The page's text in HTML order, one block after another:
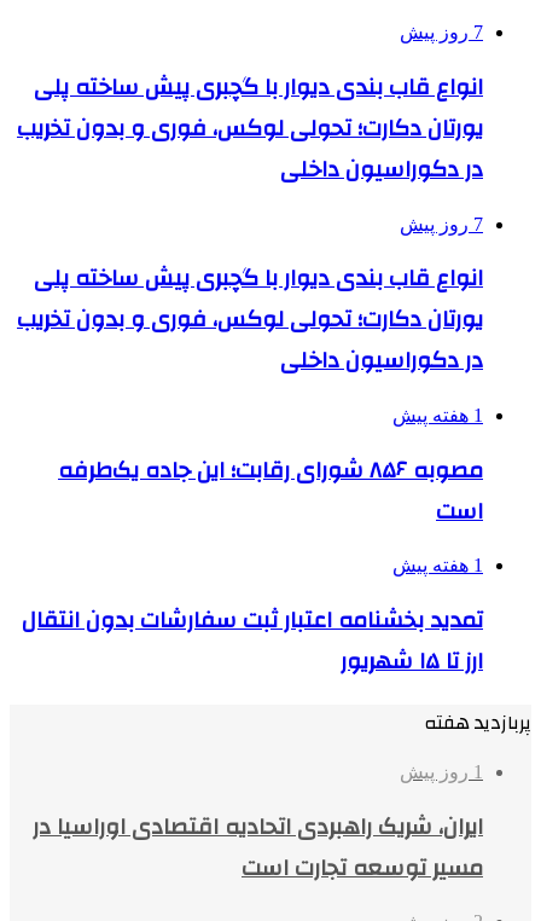
7 روز پیش
انواع قاب بندی دیوار با گچبری پیش ساخته پلی
یورتان دکارت؛ تحولی لوکس، فوری و بدون تخریب
در دکوراسیون داخلی
7 روز پیش
انواع قاب بندی دیوار با گچبری پیش ساخته پلی
یورتان دکارت؛ تحولی لوکس، فوری و بدون تخریب
در دکوراسیون داخلی
1 هفته پیش
مصوبه ۸۵۶ شورای رقابت؛ این جاده یک‌طرفه
است
1 هفته پیش
تمدید بخشنامه اعتبار ثبت سفارشات بدون انتقال
ارز تا ۱۵ شهریور
پربازدید هفته
1 روز پیش
ایران، شریک راهبردی اتحادیه اقتصادی اوراسیا در
مسیر توسعه تجارت است